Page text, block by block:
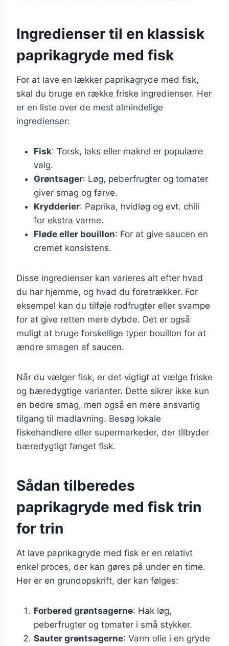
Ingredienser til en klassisk
paprikagryde med fisk
For at lave en lækker paprikagryde med fisk,
skal du bruge en række friske ingredienser. Her
er en liste over de mest almindelige
ingredienser:
Fisk: Torsk, laks eller makrel er populære
valg.
Grøntsager: Løg, peberfrugter og tomater
giver smag og farve.
Krydderier: Paprika, hvidløg og evt. chili
for ekstra varme.
Fløde eller bouillon: For at give saucen en
cremet konsistens.
Disse ingredienser kan varieres alt efter hvad
du har hjemme, og hvad du foretrækker. For
eksempel kan du tilføje rodfrugter eller svampe
for at give retten mere dybde. Det er også
muligt at bruge forskellige typer bouillon for at
ændre smagen af saucen.
Når du vælger fisk, er det vigtigt at vælge friske
og bæredygtige varianter. Dette sikrer ikke kun
en bedre smag, men også en mere ansvarlig
tilgang til madlavning. Besøg lokale
fiskehandlere eller supermarkeder, der tilbyder
bæredygtigt fanget fisk.
Sådan tilberedes
paprikagryde med fisk trin
for trin
At lave paprikagryde med fisk er en relativt
enkel proces, der kan gøres på under en time.
Her er en grundopskrift, der kan følges:
Forbered grøntsagerne: Hak løg,
peberfrugter og tomater i små stykker.
Sauter grøntsagerne: Varm olie i en gryde